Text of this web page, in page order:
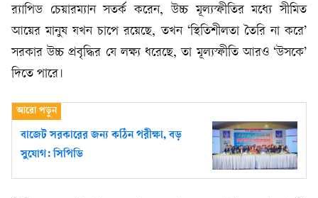
র‍্যাপিড চেয়ারম্যান সতর্ক করেন, উচ্চ মূল্যস্ফীতির মধ্যে সীমিত
আয়ের মানুষ যখন চাপে রয়েছে, তখন ‘স্থিতিশীলতা তৈরি না করে’
সরকার উচ্চ প্রবৃদ্ধির যে লক্ষ্য ধরেছে, তা মূল্যস্ফীতি আরও ‘উসকে’
দিতে পারে।
বাজেট সরকারের জন্য কঠিন পরীক্ষা, বড়
সুযোগ: সিপিডি